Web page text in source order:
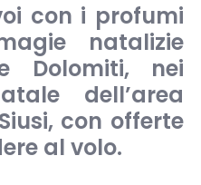
con i profumi
natalizie
Dolomiti, nei
dell’area
con offerte
al volo.